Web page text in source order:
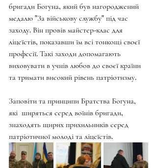
бригади Богуна, який був нагороджений
медалю "За військову службу" під час
заходу. Він провів майстер-клас для
ліцеїстів, показавши їм всі тонкощі своєї
професії. Такі заходи допомагають
виховувати в учнів любов до своєї країни
та тримати високий рівень патріотизму.
Заповіти та принципи Братства Богуна,
які  ширяться серед воїнів бригади,
знаходять щирих прихильників серед
патріотичної молоді та ліцеїстів.